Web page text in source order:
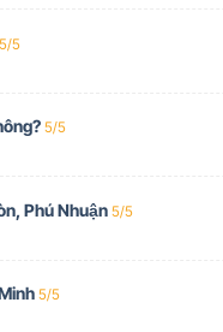
5/5
5/5
Phú Nhuận 5/5
5/5